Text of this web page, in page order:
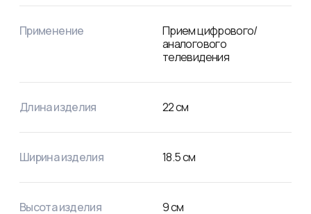
Применение
Прием цифрового/
аналогового
телевидения
Длина изделия 22см
Ширина изделия 18.5см
Высота изделия 9см